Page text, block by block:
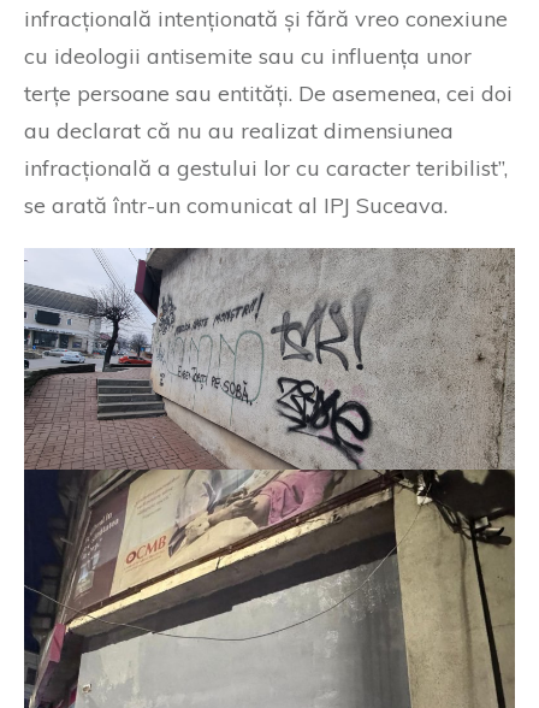
infracțională intenționată și fără vreo conexiune
cu ideologii antisemite sau cu influența unor
terțe persoane sau entități. De asemenea, cei doi
au declarat că nu au realizat dimensiunea
infracțională a gestului lor cu caracter teribilist”,
se arată într-un comunicat al IPJ Suceava.